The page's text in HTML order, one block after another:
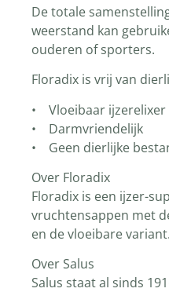
De totale
weerstand kan
ouderen of sporters.
Floradix is vrij van
• Vloeibaar ijzerelixer
• Darmvriendelijk
• Geen dierlijke
Over Floradix
Floradix is een ijzer-
vruchtensappen met
en de vloeibare variant.
Over Salus
Salus staat al sinds